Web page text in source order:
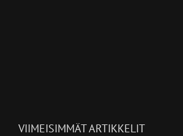
VIIMEISIMMÄT ARTIKKELIT